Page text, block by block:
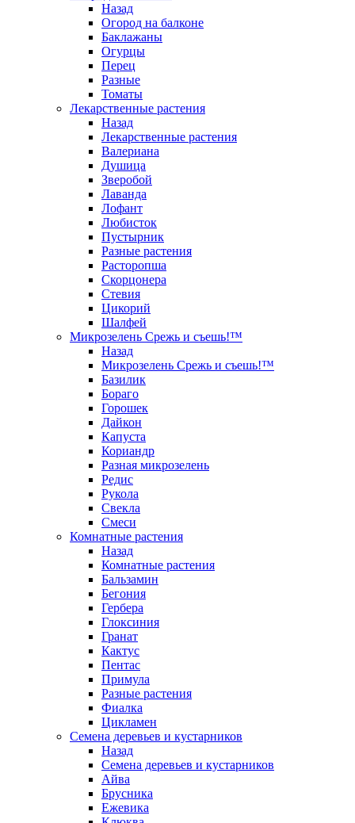
Назад
Огород на балконе
Баклажаны
Огурцы
Перец
Разные
Томаты
Лекарственные растения
Назад
Лекарственные растения
Валериана
Душица
Зверобой
Лаванда
Лофант
Любисток
Пустырник
Разные растения
Расторопша
Скорцонера
Стевия
Цикорий
Шалфей
Микрозелень Срежь и съешь!™
Назад
Микрозелень Срежь и съешь!™
Базилик
Бораго
Горошек
Дайкон
Капуста
Кориандр
Разная микрозелень
Редис
Рукола
Свекла
Смеси
Комнатные растения
Назад
Комнатные растения
Бальзамин
Бегония
Гербера
Глоксиния
Гранат
Кактус
Пентас
Примула
Разные растения
Фиалка
Цикламен
Семена деревьев и кустарников
Назад
Семена деревьев и кустарников
Айва
Брусника
Ежевика